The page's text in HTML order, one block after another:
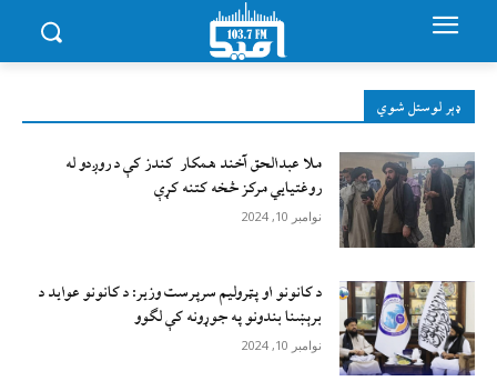
ډېر لوستل شوي
ملا عبدالحق آخند همکار کندز کې د روږدو له
روغتیایي مرکز څخه کتنه کړې
نوامبر 10, 2024
د کانونو او پټرولیم سرپرست وزیر: د کانونو عواید د
برېښنا بندونو په جوړونه کې لګوو
نوامبر 10, 2024